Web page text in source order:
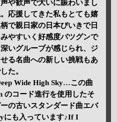
や歓声で大いに賑わいまし
応援してきた私もとても嬉
で親日家の日本びいきで日
やすいく好感度バツグンで
いグルーブが感じられ、ジ
る名曲への新しい挑戦もあ
た。
Wide High Sky…この曲
のコード進行を使用したそ
の古いスタンダード曲エバ
にも入っています♪If I